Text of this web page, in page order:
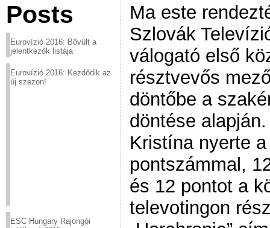
Posts
Eurovízió 2016: Bővült a
jelentkezők listája
Eurovízió 2016: Kezdődik az
új szezon!
ESC Hungary Rajongói
Ma este
Szlovák
válogató első
résztvevős
döntőbe a
döntése
Kristína nyerte
pontszámmal,
és 12 pontot a
televotingon